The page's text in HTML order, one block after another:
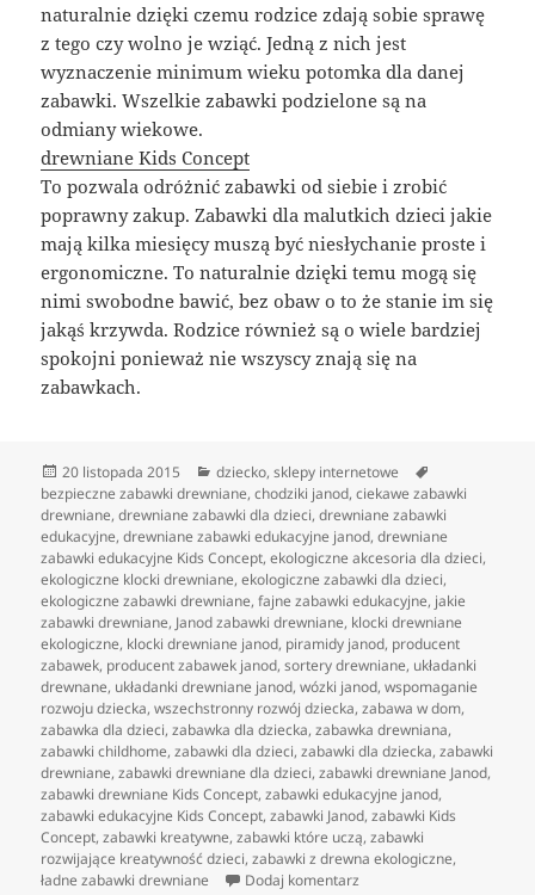
naturalnie dzięki czemu rodzice zdają sobie sprawę
z tego czy wolno je wziąć. Jedną z nich jest
wyznaczenie minimum wieku potomka dla danej
zabawki. Wszelkie zabawki podzielone są na
odmiany wiekowe.
drewniane Kids Concept
To pozwala odróżnić zabawki od siebie i zrobić
poprawny zakup. Zabawki dla malutkich dzieci jakie
mają kilka miesięcy muszą być niesłychanie proste i
ergonomiczne. To naturalnie dzięki temu mogą się
nimi swobodne bawić, bez obaw o to że stanie im się
jakąś krzywda. Rodzice również są o wiele bardziej
spokojni ponieważ nie wszyscy znają się na
zabawkach.
Data
publikacji
20 listopada 2015 Kategorie
dziecko,sklepy internetowe
bezpieczne zabawki drewniane,chodziki janod,ciekawe zabawki
drewniane,drewniane zabawki dla dzieci,drewniane zabawki
edukacyjne,drewniane zabawki edukacyjne janod,drewniane
zabawki edukacyjne Kids Concept,ekologiczne akcesoria dla dzieci,
ekologiczne klocki drewniane,ekologiczne zabawki dla dzieci,
ekologiczne zabawki drewniane,fajne zabawki edukacyjne, jakie
zabawki drewniane, Janod zabawki drewniane, klocki drewniane
ekologiczne, klocki drewniane janod, piramidy janod, producent
zabawek, producent zabawek janod,sortery drewniane, układanki
drewnane, układanki drewniane janod,wózki janod,wspomaganie
rozwoju dziecka,wszechstronny rozwój dziecka,zabawa w dom,
zabawka dla dzieci,zabawka dla dziecka,zabawka drewniana,
zabawki childhome,zabawki dla dzieci,zabawki dla dziecka,zabawki
drewniane,zabawki drewniane dla dzieci,zabawki drewniane Janod,
zabawki drewniane Kids Concept,zabawki edukacyjne janod,
zabawki edukacyjne Kids Concept,zabawki Janod,zabawki Kids
Concept,zabawki kreatywne,zabawki które uczą,zabawki
rozwijające kreatywność dzieci,zabawki z drewna ekologiczne,
ładne zabawki drewniane
Dodaj komentarz